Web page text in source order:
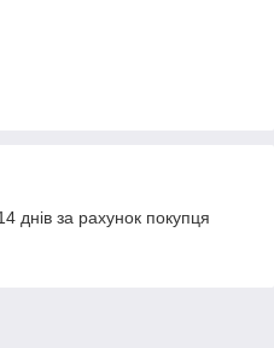
днів за рахунок покупця